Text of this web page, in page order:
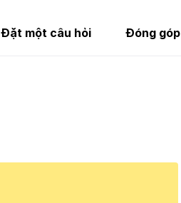
Đặt một câu hỏi Đóng góp